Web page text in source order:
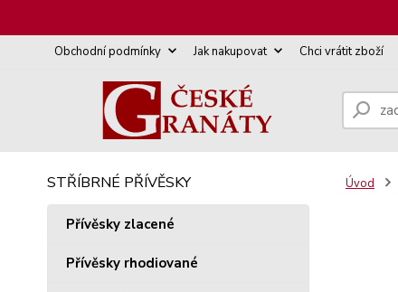
Obchodní podmínky Jak nakupovat Chci vrátit zboží
STŘÍBRNÉ PŘÍVĚSKY
Přívěsky zlacené
Přívěsky rhodiované
Úvod